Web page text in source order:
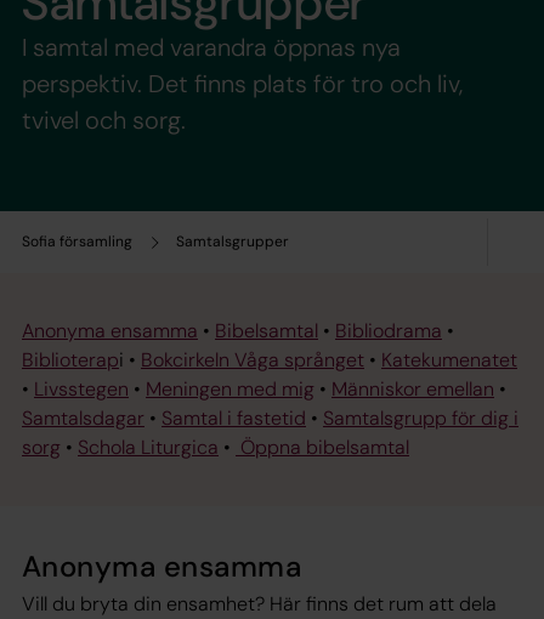
Sofia församling Samtalsgrupper
I samtal med varandra öppnas nya
perspektiv. Det finns plats för tro och liv,
tvivel och sorg.
Anonyma ensamma • Bibelsamtal • Bibliodrama •
Biblioterapi • Bokcirkeln Våga språnget • Katekumenatet
• Livsstegen • Meningen med mig • Människor emellan •
Samtalsdagar • Samtal i fastetid • Samtalsgrupp för dig i
sorg • Schola Liturgica • Öppna bibelsamtal
Anonyma ensamma
Vill du bryta din ensamhet? Här finns det rum att dela